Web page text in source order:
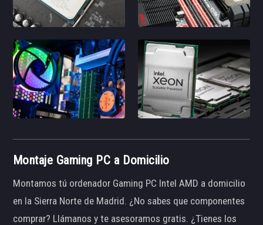
Montaje Gaming PC a Domicilio
Montamos tú ordenador Gaming PC Intel AMD a domicilio
en la Sierra Norte de Madrid. ¿No sabes que componentes
comprar? Llámanos y te asesoramos gratis. ¿Tienes los